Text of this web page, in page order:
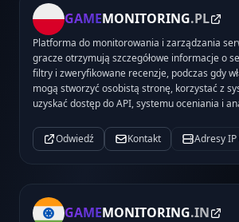
GAMEMONITORING.PL
Platforma do monitorowania i zarządzania
gracze otrzymują szczegółowe informacje o
filtry i zweryfikowane recenzje, podczas gdy
mogą stworzyć osobistą stronę, korzystać z
uzyskać dostęp do API, systemu oceniania i
Odwiedź Kontakt Adresy IP
GAMEMONITORING.IN